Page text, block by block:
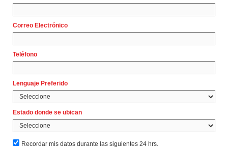
Correo Electrónico
Teléfono
Lenguaje Preferido
Estado donde se ubican
Recordar mis datos durante las siguientes 24 hrs.